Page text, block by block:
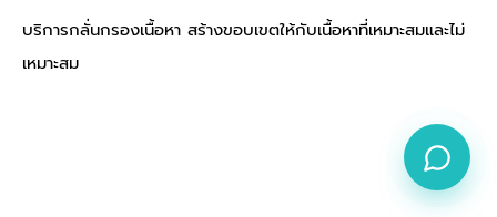
บริการกลั่นกรองเนื้อหา สร้างขอบเขตให้กับเนื้อหาที่เหมาะสมและไม่
เหมาะสม